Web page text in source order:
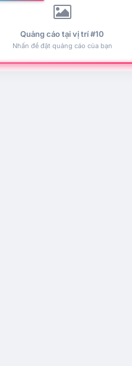
Quảng cáo tại vị trí #10
Nhấn để đặt quảng cáo của bạn